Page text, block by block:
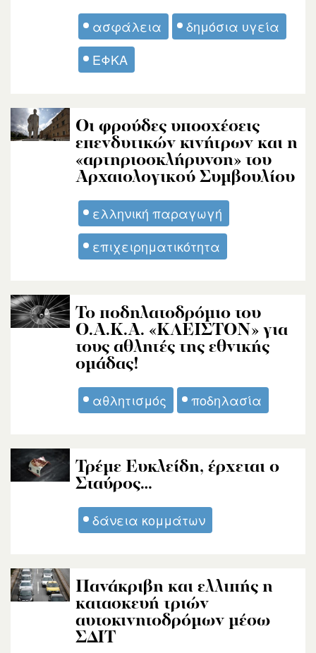
ασφάλεια
δημόσια υγεία
ΕΦΚΑ
Οι φρούδες υποσχέσεις
επενδυτικών κινήτρων και η
«αρτηριοσκλήρυνση» του
Αρχαιολογικού Συμβουλίου
ελληνική παραγωγή
επιχειρηματικότητα
Το ποδηλατοδρόμιο του
Ο.Α.Κ.Α. «ΚΛΕΙΣΤΟΝ» για
τους αθλητές της εθνικής
ομάδας!
αθλητισμός ποδηλασία
Τρέμε Ευκλείδη, έρχεται ο
Σταύρος…
δάνεια κομμάτων
Πανάκριβη και ελλιπής η
κατασκευή τριών
αυτοκινητοδρόμων μέσω
ΣΔΙΤ